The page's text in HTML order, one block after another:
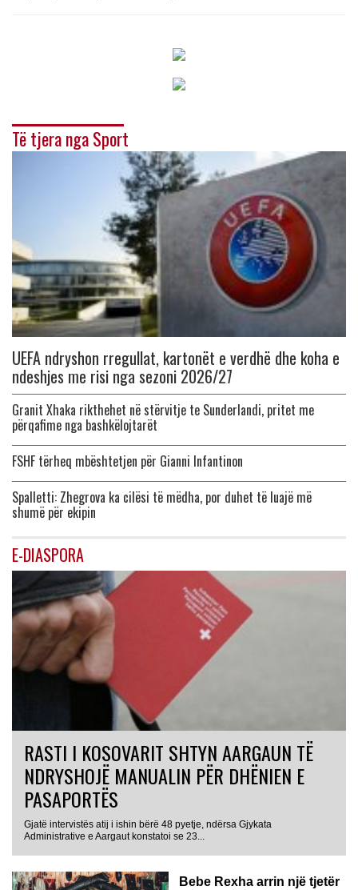
Të tjera nga Sport
UEFA ndryshon rregullat, kartonët e verdhë dhe koha e
ndeshjes me risi nga sezoni 2026/27
Granit Xhaka rikthehet në stërvitje te Sunderlandi, pritet me
përqafime nga bashkëlojtarët
FSHF tërheq mbështetjen për Gianni Infantinon
Spalletti: Zhegrova ka cilësi të mëdha, por duhet të luajë më
shumë për ekipin
E-DIASPORA
RASTI I KOSOVARIT SHTYN AARGAUN TË
NDRYSHOJË MANUALIN PËR DHËNIEN E
PASAPORTËS
Gjatë intervistës atij i ishin bërë 48 pyetje, ndërsa Gjykata
Administrative e Aargaut konstatoi se 23...
Bebe Rexha arrin një tjetër